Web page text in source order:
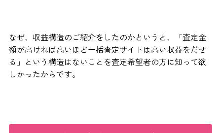
なぜ、収益構造のご紹介をしたのかというと、「査定金
額が高ければ高いほど一括査定サイトは高い収益をだせ
る」という構造はないことを査定希望者の方に知って欲
しかったからです。